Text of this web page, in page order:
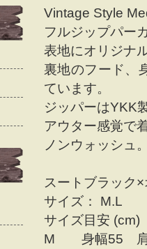
Vintage Style
フルジップパー
表地にオリジナ
裏地のフード、
ています。
ジッパーはYKK
アウター感覚で
ノンウォッシュ
スートブラック
サイズ： M.L
サイズ目安 (cm)
M 身幅55 肩